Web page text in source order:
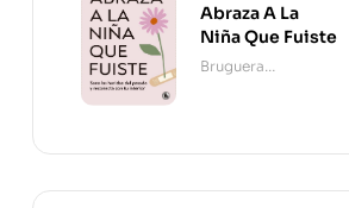
Abraza A La
Niña Que Fuiste
Bruguera